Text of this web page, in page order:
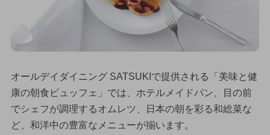
オールデイダイニング SATSUKIで提供される「美味と健
康の朝食ビュッフェ」では、ホテルメイドパン、目の前
でシェフが調理するオムレツ、日本の朝を彩る和総菜な
ど、和洋中の豊富なメニューが揃います。